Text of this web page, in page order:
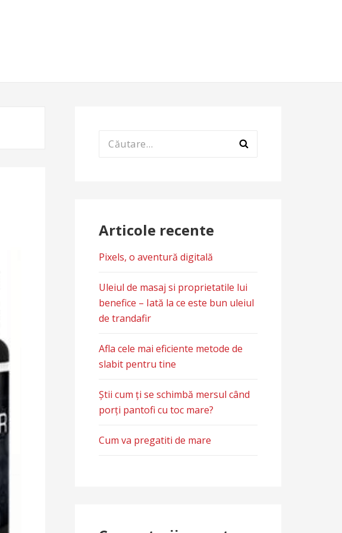
Caută
Articole recente
Pixels, o aventură digitală
Uleiul de masaj si proprietatile lui
benefice – Iată la ce este bun uleiul
de trandafir
Afla cele mai eficiente metode de
slabit pentru tine
Știi cum ți se schimbă mersul când
porți pantofi cu toc mare?
Cum va pregatiti de mare